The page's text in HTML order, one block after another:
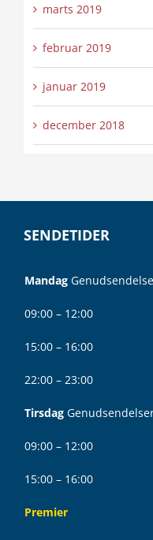
marts 2019
februar 2019
januar 2019
december 2018
SENDETIDER
Mandag
09:00 – 12:00
15:00 – 16:00
22:00 – 23:00
Tirsdag
09:00 – 12:00
15:00 – 16:00
Premier